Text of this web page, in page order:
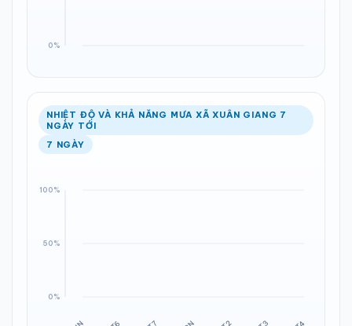
NHIỆT ĐỘ VÀ KHẢ NĂNG MƯA XÃ XUÂN GIANG 7
NGÀY TỚI
7 NGÀY